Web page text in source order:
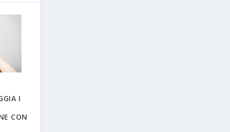
I
CON